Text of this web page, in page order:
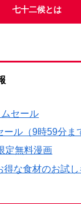
七十二候とは
セール
ル（9時59分ま
定無料漫画
得な食材のお試し